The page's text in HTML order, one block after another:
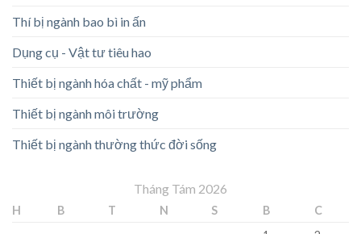
Thí bị ngành bao bì in ấn
Dụng cụ - Vật tư tiêu hao
Thiết bị ngành hóa chất - mỹ phẩm
Thiết bị ngành môi trường
Thiết bị ngành thường thức đời sống
Tháng Tám 2026
H B T N S B
C